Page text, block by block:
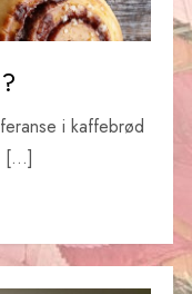
i kaffebrød
[…]